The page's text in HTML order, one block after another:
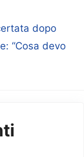
dopo
“Cosa devo